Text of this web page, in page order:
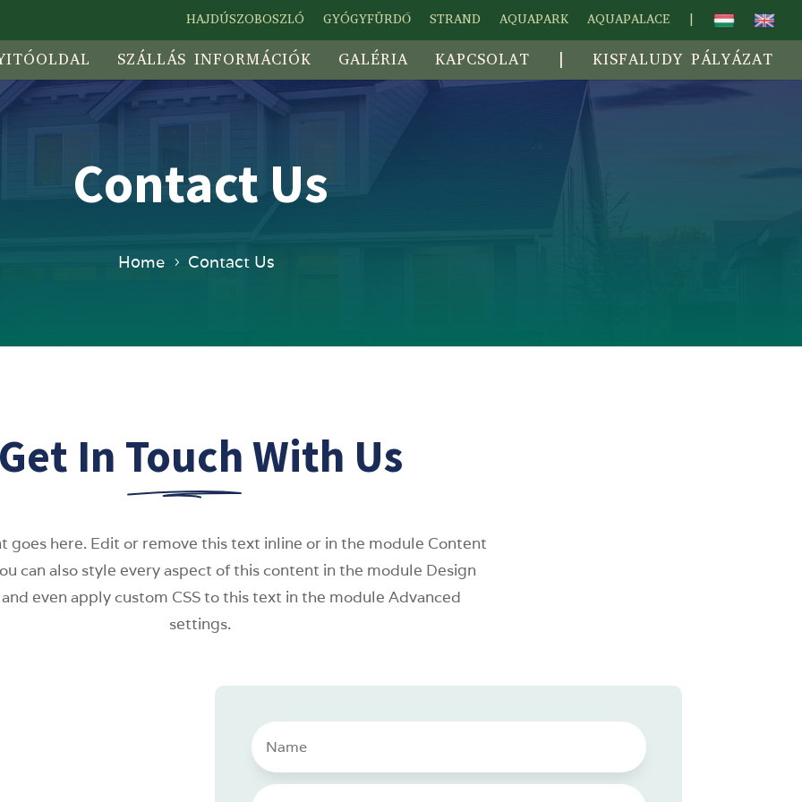
HAJDÚSZOBOSZLÓ GYÓGYFÜRDŐ STRAND AQUAPARK AQUAPALACE |
SZÁLLÁS INFORMÁCIÓK GALÉRIA KAPCSOLAT KISFALUDY PÁLYÁZAT
Contact Us
Home Contact Us
In TouchWith Us
goes here. Edit or remove this text inline or in the module Content
can also style every aspect of this content in the module Design
even apply custom CSS to this text in the module Advanced
settings.